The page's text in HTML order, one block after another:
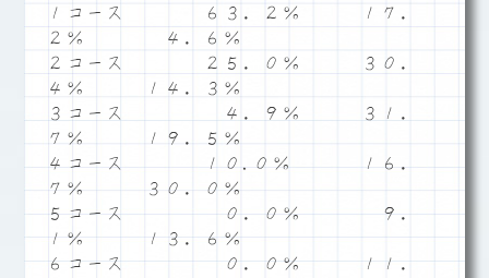
１コース ６３．２％ １７．
２％ ４．６％
２コース ２５．０％ ３０．
４％ １４．３％
３コース ４．９％ ３１．
７％ １９．５％
４コース １０.０％ １６．
７％ ３０．０％
５コース ０．０％ ９．
１％ １３．６％
６コース ０．０％ １１．